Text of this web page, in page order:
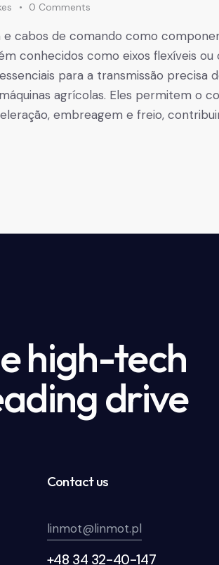
0 Comments
e cabos de comando como
conhecidos como eixos flexíveis ou
para a transmissão precisa
agrícolas. Eles permitem o
embreagem e freio,
high-tech
drive
Contact us
linmot@linmot.pl
+48 34 32-40-147